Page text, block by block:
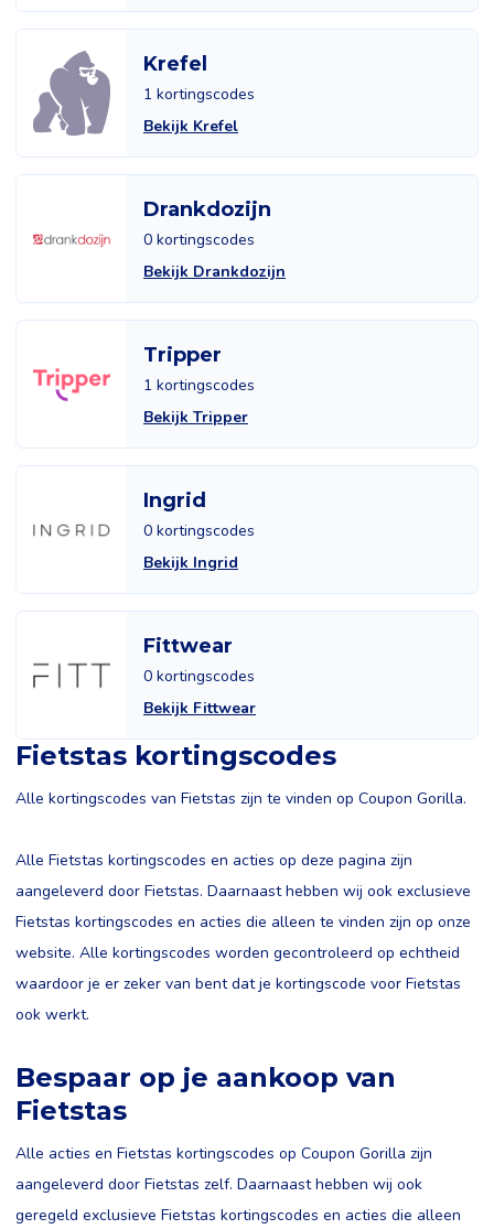
Krefel
1 kortingscodes
Bekijk Krefel
Drankdozijn
0 kortingscodes
Bekijk Drankdozijn
Tripper
1 kortingscodes
Bekijk Tripper
Ingrid
0 kortingscodes
Bekijk Ingrid
Fittwear
0 kortingscodes
Bekijk Fittwear
Fietstas kortingscodes
Alle kortingscodes van Fietstas zijn te vinden op Coupon Gorilla.
Alle Fietstas kortingscodes en acties op deze pagina zijn
aangeleverd door Fietstas. Daarnaast hebben wij ook exclusieve
Fietstas kortingscodes en acties die alleen te vinden zijn op onze
website. Alle kortingscodes worden gecontroleerd op echtheid
waardoor je er zeker van bent dat je kortingscode voor Fietstas
ook werkt.
Bespaar op je aankoop van
Fietstas
Alle acties en Fietstas kortingscodes op Coupon Gorilla zijn
aangeleverd door Fietstas zelf. Daarnaast hebben wij ook
geregeld exclusieve Fietstas kortingscodes en acties die alleen